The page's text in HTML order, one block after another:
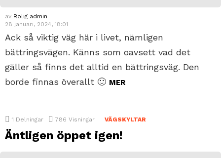
av Rolig admin
28 januari, 2024, 18:01
Ack så viktig väg här i livet, nämligen
bättringsvägen. Känns som oavsett vad det
gäller så finns det alltid en bättringsväg. Den
borde finnas överallt 🙂 MER
1 Delningar 786 Visningar VÄGSKYLTAR
Äntligen öppet igen!